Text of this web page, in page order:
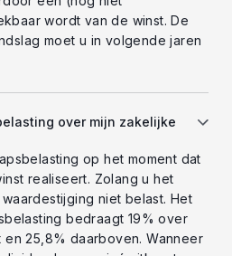
wordt van de winst. De
moet u in volgende jaren
over mijn zakelijke
op het moment dat
realiseert. Zolang u het
niet belast. Het
bedraagt 19% over
25,8% daarboven. Wanneer